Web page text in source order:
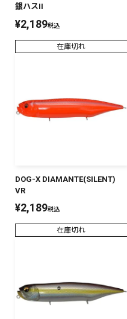
銀ハスII
¥2,189税込
在庫切れ
DOG-X DIAMANTE(SILENT)
VR
¥2,189税込
在庫切れ